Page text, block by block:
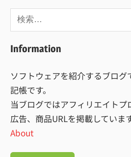
の
ペ
ー
ジ
送
り
検
索:
Information
ソフトウェアを紹介するブログ
記帳です。
当ブログではアフィリエイトプ
広告、商品URLを掲載しています
About